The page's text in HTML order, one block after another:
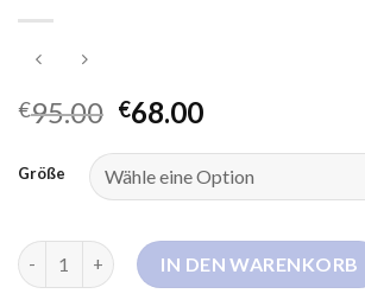
€95.00 €68.00
Größe
colmar winterjacke MengeIN DEN WARENKORB